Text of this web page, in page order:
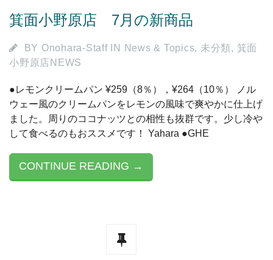
箕面小野原店 7月の新商品
BY Onohara-StaffIN News & Topics, 未分類, 箕面
小野原店NEWS
●レモンクリームパン ¥259（8％），¥264（10％） ノル
ウェー風のクリームパンをレモンの風味で爽やかに仕上げ
ました。周りのココナッツとの相性も抜群です。少し冷や
して食べるのもおススメです！ Yahara ●GHE
CONTINUE READING →